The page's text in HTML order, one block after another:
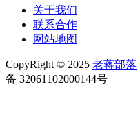
关于我们
联系合作
网站地图
CopyRight © 2025 老蒋部落
备 32061102000144号